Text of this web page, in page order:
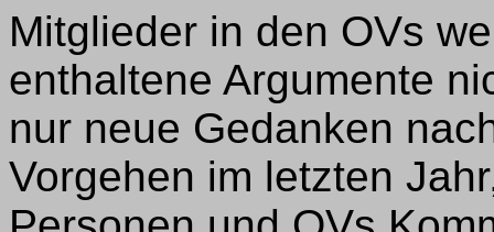
Mitglieder in den OVs
enthaltene Argumente
nur neue Gedanken
Vorgehen im letzten